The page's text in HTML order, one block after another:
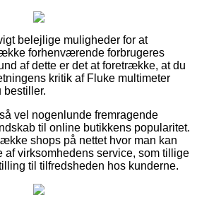
belejlige muligheder for at
forhenværende forbrugeres
af dette er det at foretrække, at du
kritik af Fluke multimeter
bestiller.
vel nogenlunde fremragende
til online butikkens popularitet.
shops på nettet hvor man kan
af virksomhedens service, som tillige
til tilfredsheden hos kunderne.